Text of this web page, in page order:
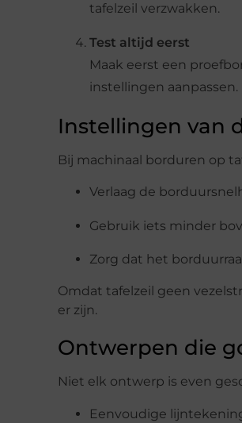
tafelzeil verzwakken.
Test altijd eerst
Maak eerst een
instellingen aanpassen.
Instellingen van
Bij machinaal borduren op
Verlaag de
Gebruik iets minder
Zorg dat het
Omdat tafelzeil geen
er zijn.
Ontwerpen die
Niet elk ontwerp is even
Eenvoudige